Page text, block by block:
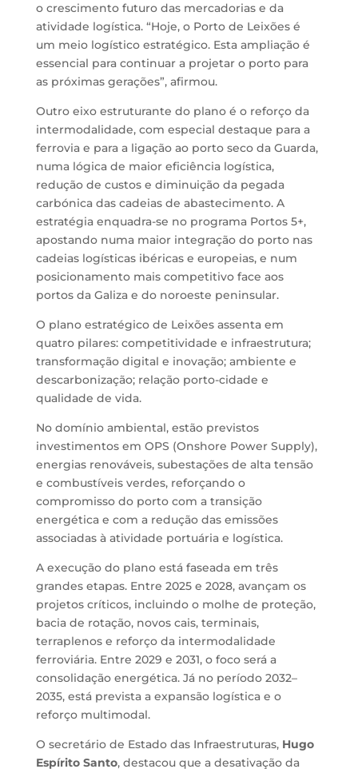
o crescimento futuro das mercadorias e da
atividade logística. “Hoje, o Porto de Leixões é
um meio logístico estratégico. Esta ampliação é
essencial para continuar a projetar o porto para
as próximas gerações”, afirmou.
Outro eixo estruturante do plano é o reforço da
intermodalidade, com especial destaque para a
ferrovia e para a ligação ao porto seco da Guarda,
numa lógica de maior eficiência logística,
redução de custos e diminuição da pegada
carbónica das cadeias de abastecimento. A
estratégia enquadra-se no programa Portos 5+,
apostando numa maior integração do porto nas
cadeias logísticas ibéricas e europeias, e num
posicionamento mais competitivo face aos
portos da Galiza e do noroeste peninsular.
O plano estratégico de Leixões assenta em
quatro pilares: competitividade e infraestrutura;
transformação digital e inovação; ambiente e
descarbonização; relação porto-cidade e
qualidade de vida.
No domínio ambiental, estão previstos
investimentos em OPS (Onshore Power Supply),
energias renováveis, subestações de alta tensão
e combustíveis verdes, reforçando o
compromisso do porto com a transição
energética e com a redução das emissões
associadas à atividade portuária e logística.
A execução do plano está faseada em três
grandes etapas. Entre 2025 e 2028, avançam os
projetos críticos, incluindo o molhe de proteção,
bacia de rotação, novos cais, terminais,
terraplenos e reforço da intermodalidade
ferroviária. Entre 2029 e 2031, o foco será a
consolidação energética. Já no período 2032–
2035, está prevista a expansão logística e o
reforço multimodal.
O secretário de Estado das Infraestruturas, Hugo
Espírito Santo, destacou que a desativação da